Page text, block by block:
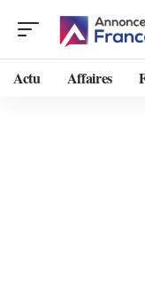
Actu Affaires